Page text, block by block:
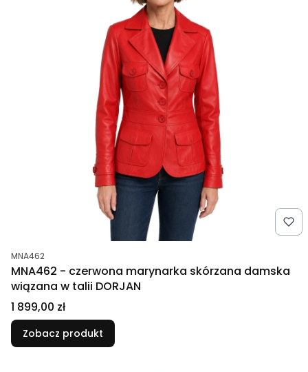
Kod produktu
MNA462
MNA462 - czerwona marynarka skórzana damska
wiązana w talii DORJAN
Cena
1 899,00 zł
Zobacz produkt